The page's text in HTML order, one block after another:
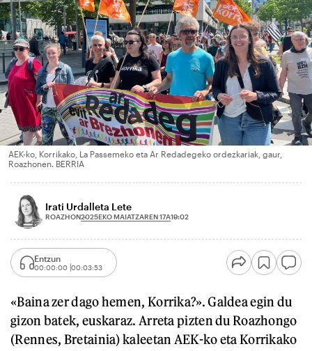
AEK-ko, Korrikako, La Passemeko eta Ar Redadegeko ordezkariak, gaur,
Roazhonen. BERRIA
Irati Urdalleta Lete
ROAZHON2025EKO MAIATZAREN 17A19:02
Entzun
00:00:00 00:03:53
«Baina zer dago hemen, Korrika?». Galdea egin du
gizon batek, euskaraz. Arreta pizten du Roazhongo
(Rennes, Bretainia) kaleetan AEK-ko eta Korrikako